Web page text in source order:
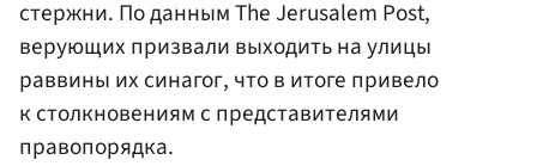
стержни. По данным The Jerusalem Post,
верующих призвали выходить на улицы
раввины их синагог, что в итоге привело
к столкновениям с представителями
правопорядка.